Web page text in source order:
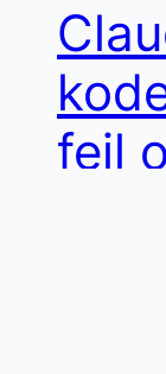
fejl